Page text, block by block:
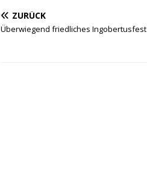
ZURÜCK
Überwiegend friedliches Ingobertusfest